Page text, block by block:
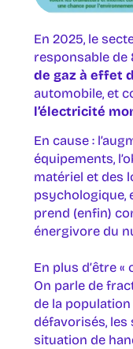
En 2025, le
responsable de
de gaz à effet
automobile, et
l’électricité
En cause :
équipements,
matériel et des
psychologique,
prend (enfin)
énergivore du
En plus d’être
On parle de
de la population
défavorisés,
situation de